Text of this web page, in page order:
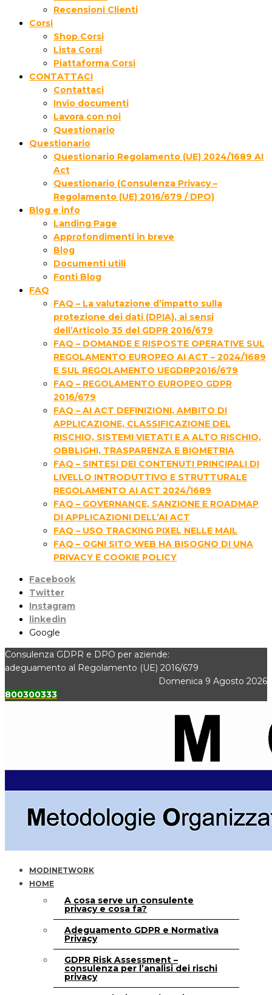
Recensioni Clienti
Corsi
Shop Corsi
Lista Corsi
Piattaforma Corsi
CONTATTACI
Contattaci
Invio documenti
Lavora con noi
Questionario
Questionario
Questionario Regolamento (UE) 2024/1689 AI
Act
Questionario (Consulenza Privacy –
Regolamento (UE) 2016/679 / DPO)
Blog e info
Landing Page
Approfondimenti in breve
Blog
Documenti utili
Fonti Blog
FAQ
FAQ – La valutazione d’impatto sulla
protezione dei dati (DPIA), ai sensi
dell’Articolo 35 del GDPR 2016/679
FAQ – DOMANDE E RISPOSTE OPERATIVE SUL
REGOLAMENTO EUROPEO AI ACT – 2024/1689
E SUL REGOLAMENTO UEGDRP2016/679
FAQ – REGOLAMENTO EUROPEO GDPR
2016/679
FAQ – AI ACT DEFINIZIONI, AMBITO DI
APPLICAZIONE, CLASSIFICAZIONE DEL
RISCHIO, SISTEMI VIETATI E A ALTO RISCHIO,
OBBLIGHI, TRASPARENZA E BIOMETRIA
FAQ – SINTESI DEI CONTENUTI PRINCIPALI DI
LIVELLO INTRODUTTIVO E STRUTTURALE
REGOLAMENTO AI ACT 2024/1689
FAQ – GOVERNANCE, SANZIONE E ROADMAP
DI APPLICAZIONI DELL’AI ACT
FAQ – USO TRACKING PIXEL NELLE MAIL
FAQ – OGNI SITO WEB HA BISOGNO DI UNA
PRIVACY E COOKIE POLICY
Facebook
Twitter
Instagram
linkedin
Google
Consulenza GDPR e DPO per aziende:
adeguamento al Regolamento (UE) 2016/679
Domenica 9 Agosto 2026
800300333
MODINETWORK
HOME
A cosa serve un consulente
privacy e cosa fa?
Adeguamento GDPR e Normativa
Privacy
GDPR Risk Assessment –
consulenza per l’analisi dei rischi
privacy